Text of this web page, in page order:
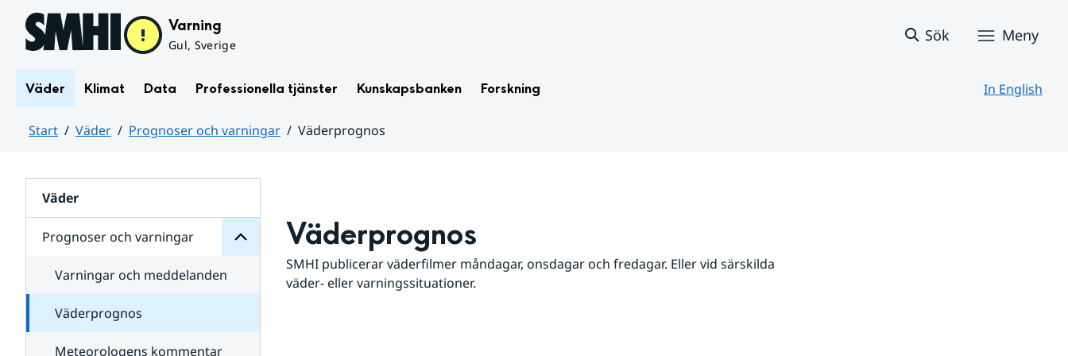
Hoppa till sidans innehåll Varning
Gul, Sverige
Sök Meny
Väder Klimat Data Professionella tjänster Kunskapsbanken Forskning In English
Start Väder Prognoser och varningar
Väderprognos
Väder
Prognoser och varningar
för
varningar
Varningar och meddelanden
Väderprognos
Meteorologens kommentar
Väderprognos
SMHI publicerar väderfilmer måndagar, onsdagar och fredagar. Eller vid särskilda
väder- eller varningssituationer.